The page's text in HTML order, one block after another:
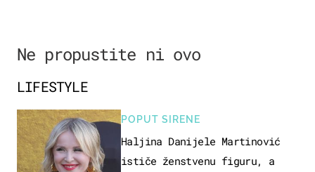
Ne propustite ni ovo
LIFESTYLE
POPUT SIRENE
Haljina Danijele Martinović
ističe ženstvenu figuru, a